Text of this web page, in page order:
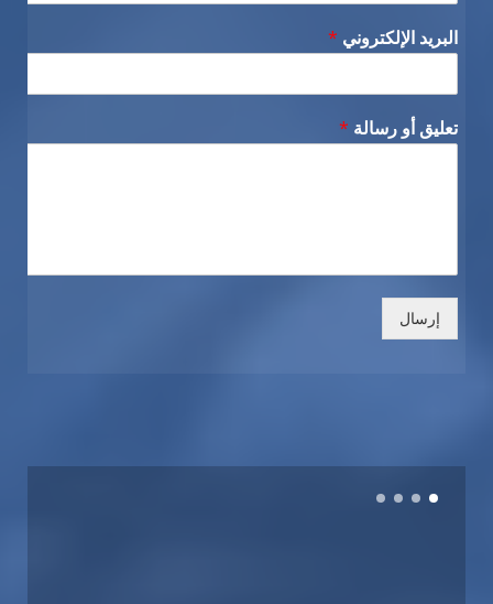
البريد الإلكتروني *
تعليق أو رسالة *
إرسال